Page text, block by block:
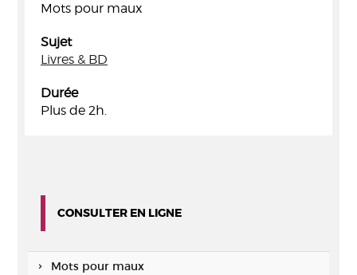
Mots pour maux
Sujet
Livres & BD
Durée
Plus de 2h.
CONSULTER EN LIGNE
Mots pour maux